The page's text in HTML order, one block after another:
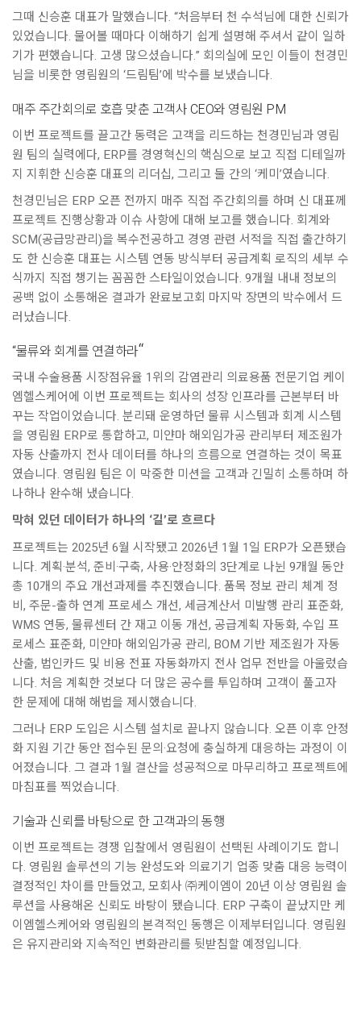
그때 신승훈 대표가 말했습니다. “처음부터 천 수석님에 대한 신뢰가
있었습니다. 물어볼 때마다 이해하기 쉽게 설명해 주셔서 같이 일하
기가 편했습니다. 고생 많으셨습니다.” 회의실에 모인 이들이 천경민
님을 비롯한 영림원의 ‘드림팀’에 박수를 보냈습니다.
매주 주간회의로 호흡 맞춘 고객사 CEO와 영림원 PM
이번 프로젝트를 끌고간 동력은 고객을 리드하는 천경민님과 영림
원 팀의 실력에다, ERP를 경영혁신의 핵심으로 보고 직접 디테일까
지 지휘한 신승훈 대표의 리더십, 그리고 둘 간의 ‘케미’였습니다.
천경민님은 ERP 오픈 전까지 매주 직접 주간회의를 하며 신 대표께
프로젝트 진행상황과 이슈 사항에 대해 보고를 했습니다. 회계와
SCM(공급망관리)을 복수전공하고 경영 관련 서적을 직접 출간하기
도 한 신승훈 대표는 시스템 연동 방식부터 공급계획 로직의 세부 수
식까지 직접 챙기는 꼼꼼한 스타일이었습니다. 9개월 내내 정보의
공백 없이 소통해온 결과가 완료보고회 마지막 장면의 박수에서 드
러났습니다.
“물류와 회계를 연결하라“
국내 수술용품 시장점유율 1위의 감염관리 의료용품 전문기업 케이
엠헬스케어에 이번 프로젝트는 회사의 성장 인프라를 근본부터 바
꾸는 작업이었습니다. 분리돼 운영하던 물류 시스템과 회계 시스템
을 영림원 ERP로 통합하고, 미얀마 해외임가공 관리부터 제조원가
자동 산출까지 전사 데이터를 하나의 흐름으로 연결하는 것이 목표
였습니다. 영림원 팀은 이 막중한 미션을 고객과 긴밀히 소통하며 하
나하나 완수해 냈습니다.
막혀 있던 데이터가 하나의 ‘길’로 흐르다
프로젝트는 2025년 6월 시작됐고 2026년 1월 1일 ERP가 오픈됐습
니다. 계획·분석, 준비·구축, 사용·안정화의 3단계로 나뉜 9개월 동안
총 10개의 주요 개선과제를 추진했습니다. 품목 정보 관리 체계 정
비, 주문-출하 연계 프로세스 개선, 세금계산서 미발행 관리 표준화,
WMS 연동, 물류센터 간 재고 이동 개선, 공급계획 자동화, 수입 프
로세스 표준화, 미얀마 해외임가공 관리, BOM 기반 제조원가 자동
산출, 법인카드 및 비용 전표 자동화까지 전사 업무 전반을 아울렀습
니다. 처음 계획한 것보다 더 많은 공수를 투입하며 고객이 풀고자
한 문제에 대해 해법을 제시했습니다.
그러나 ERP 도입은 시스템 설치로 끝나지 않습니다. 오픈 이후 안정
화 지원 기간 동안 접수된 문의·요청에 충실하게 대응하는 과정이 이
어졌습니다. 그 결과 1월 결산을 성공적으로 마무리하고 프로젝트에
마침표를 찍었습니다.
기술과 신뢰를 바탕으로 한 고객과의 동행
이번 프로젝트는 경쟁 입찰에서 영림원이 선택된 사례이기도 합니
다. 영림원 솔루션의 기능 완성도와 의료기기 업종 맞춤 대응 능력이
결정적인 차이를 만들었고, 모회사 ㈜케이엠이 20년 이상 영림원 솔
루션을 사용해온 신뢰도 바탕이 됐습니다. ERP 구축이 끝났지만 케
이엠헬스케어와 영림원의 본격적인 동행은 이제부터입니다. 영림원
은 유지관리와 지속적인 변화관리를 뒷받침할 예정입니다.